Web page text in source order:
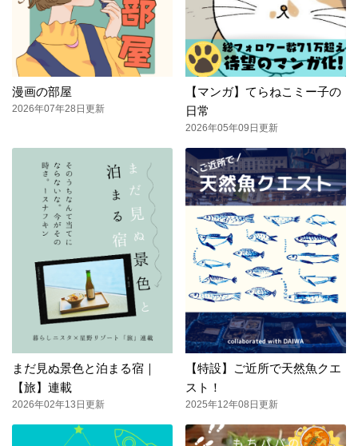
漫画の部屋
2026年07年28日更新
【マンガ】てらねこミー子の
日常
2026年05年09日更新
まだ見ぬ景色と泊まる宿｜
【旅】連載
2026年02年13日更新
【特設】ご近所で天然魚クエ
スト！
2025年12年08日更新